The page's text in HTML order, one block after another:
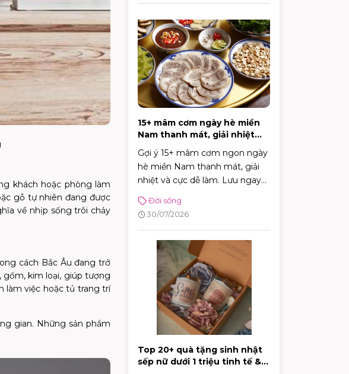
khách hoặc phòng làm
gỗ tự nhiên đang được
về nhịp sống trôi chảy
cách Bắc Âu đang trở
gốm, kim loại, giúp tượng
làm việc hoặc tủ trang trí
gian. Những sản phẩm
15+ mâm cơm ngày hè miền
Nam thanh mát, giải nhiệt
Gợi ý 15+ mâm cơm ngon ngày
hè miền Nam thanh mát, giải
nhiệt và cực dễ làm. Lưu ngay
cơm gia đình luôn đậm đà, tròn
vị!
Đời sống
30/07/2026
Top 20+ quà tặng sinh nhật
sếp nữ dưới 1 triệu tinh tế &